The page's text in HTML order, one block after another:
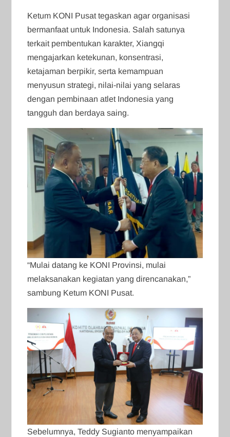
Ketum KONI Pusat tegaskan agar organisasi
bermanfaat untuk Indonesia. Salah satunya
terkait pembentukan karakter, Xiangqi
mengajarkan ketekunan, konsentrasi,
ketajaman berpikir, serta kemampuan
menyusun strategi, nilai-nilai yang selaras
dengan pembinaan atlet Indonesia yang
tangguh dan berdaya saing.
“Mulai datang ke KONI Provinsi, mulai
melaksanakan kegiatan yang direncanakan,”
sambung Ketum KONI Pusat.
Sebelumnya, Teddy Sugianto menyampaikan